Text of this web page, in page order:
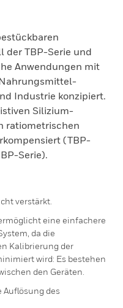
der TBP-Serie und
Anwendungen mit
Industrie konzipiert.
Silizium-
ratiometrischen
(TBP-
Serie).
verstärkt.
eine einfachere
da die
Kalibrierung der
wird: Es bestehen
den Geräten.
des